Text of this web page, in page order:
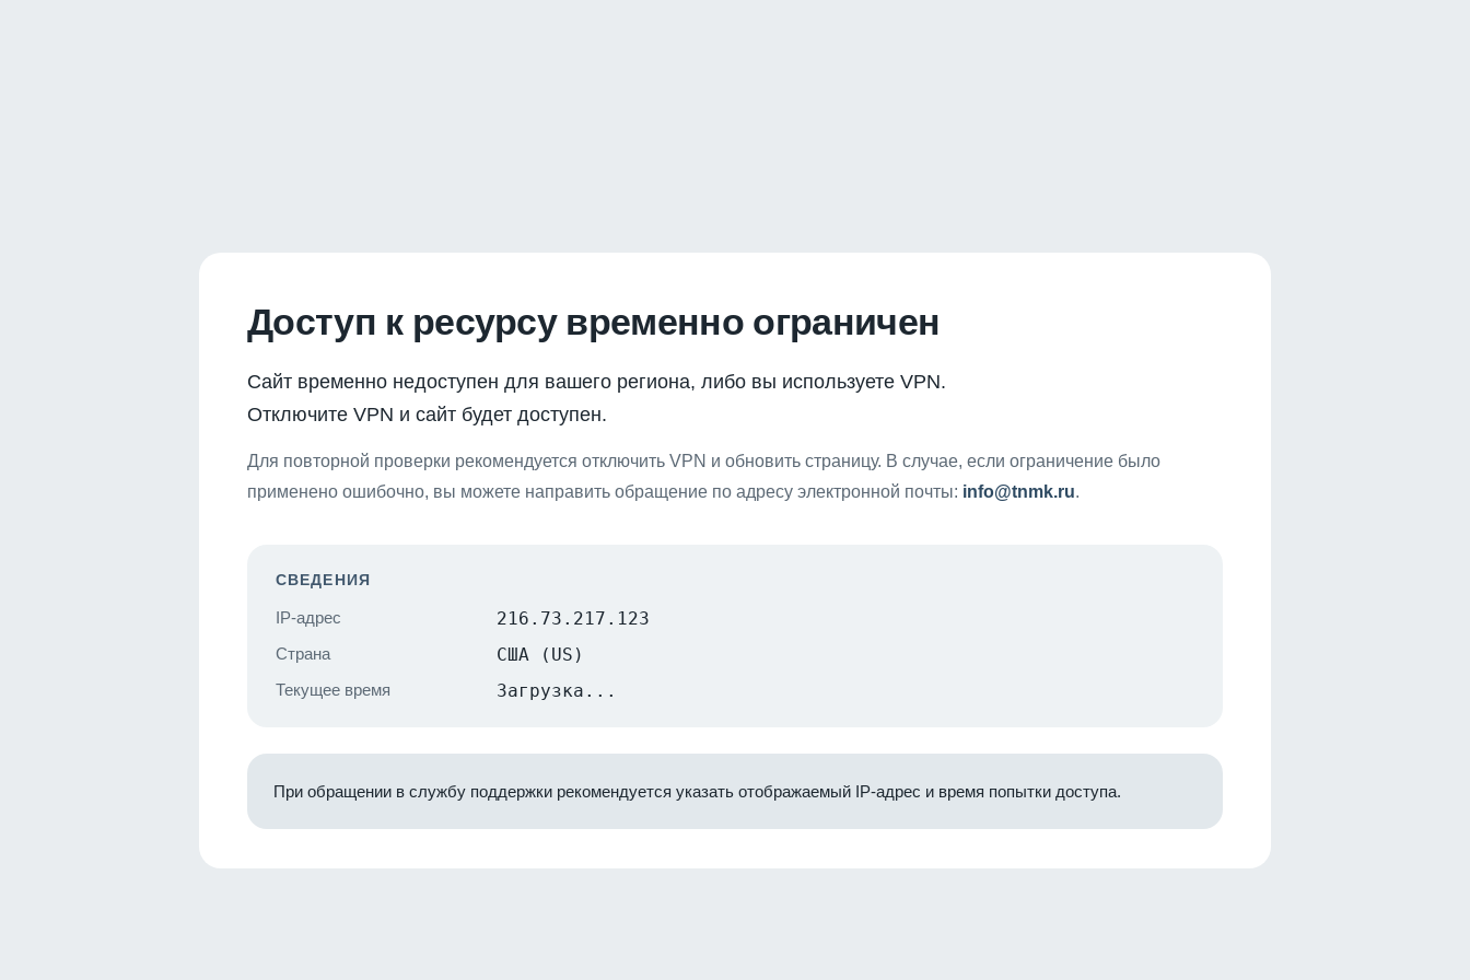
Доступ к ресурсу временно ограничен
Сайт временно недоступен для вашего региона, либо вы используете VPN.
Отключите VPN и сайт будет доступен.
Для повторной проверки рекомендуется отключить VPN и обновить страницу. В случае, если ограничение было
применено ошибочно, вы можете направить обращение по адресу электронной почты: info@tnmk.ru.
СВЕДЕНИЯ
IP-адрес 216.73.217.123
Страна США (US)
Текущее время Загрузка...
При обращении в службу поддержки рекомендуется указать отображаемый IP-адрес и время попытки доступа.